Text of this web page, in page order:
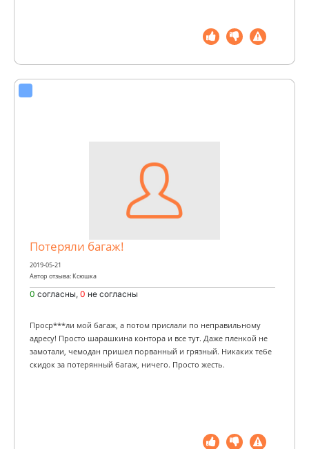
Потеряли багаж!
2019-05-21
Автор отзыва: Ксюшка
0 согласны, 0 не согласны
Проср***ли мой багаж, а потом прислали по неправильному
адресу! Просто шарашкина контора и все тут. Даже пленкой не
замотали, чемодан пришел порванный и грязный. Никаких тебе
скидок за потерянный багаж, ничего. Просто жесть.